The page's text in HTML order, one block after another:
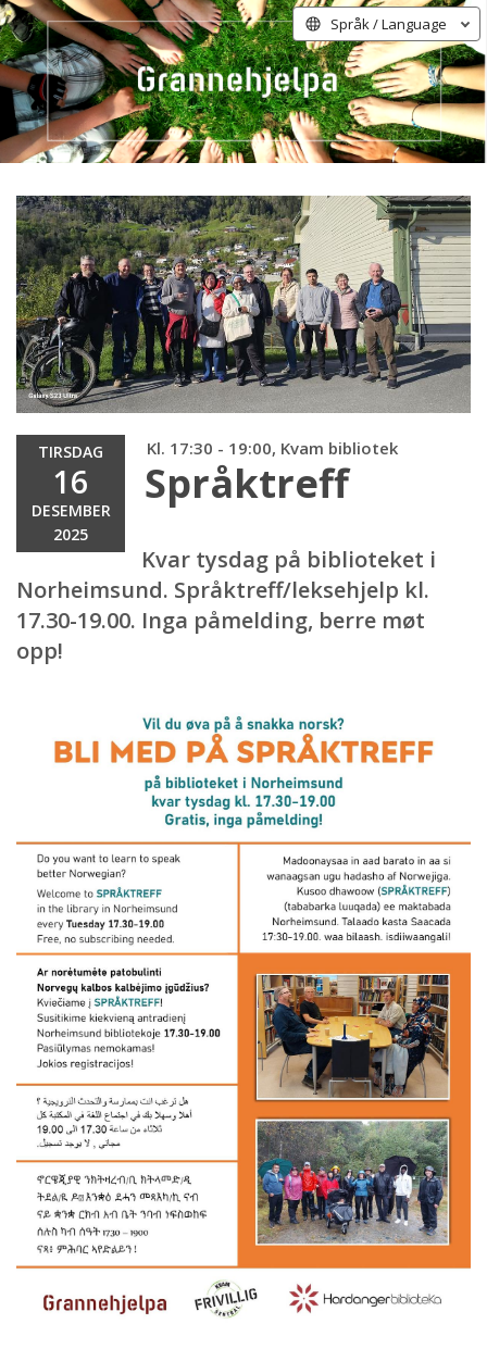
Språk / Language
TIRSDAG
16
DESEMBER
2025
Kl. 17:30 - 19:00, Kvam bibliotek
Språktreff
Kvar tysdag på biblioteket i
Norheimsund. Språktreff/leksehjelp kl.
17.30-19.00. Inga påmelding, berre møt
opp!